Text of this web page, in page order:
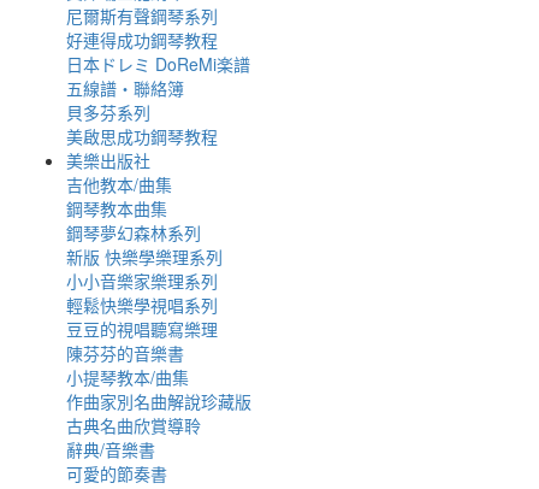
尼爾斯有聲鋼琴系列
好連得成功鋼琴教程
日本ドレミ DoReMi楽譜
五線譜‧聯絡簿
貝多芬系列
美啟思成功鋼琴教程
美樂出版社
吉他教本/曲集
鋼琴教本曲集
鋼琴夢幻森林系列
新版 快樂學樂理系列
小小音樂家樂理系列
輕鬆快樂學視唱系列
豆豆的視唱聽寫樂理
陳芬芬的音樂書
小提琴教本/曲集
作曲家別名曲解說珍藏版
古典名曲欣賞導聆
辭典/音樂書
可愛的節奏書